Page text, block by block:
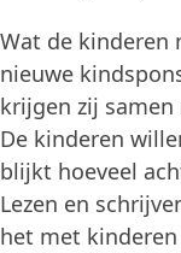
Wat de kinderen
nieuwe
krijgen zij
De kinderen
blijkt hoeveel
Lezen en
het met